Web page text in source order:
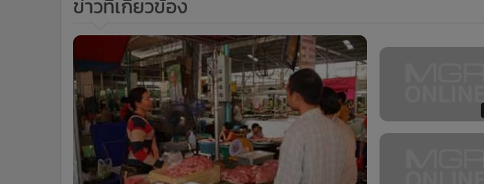
ข่าวที่เกี่ยวข้อง